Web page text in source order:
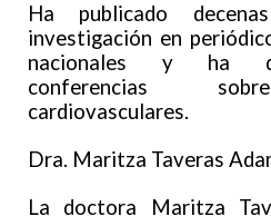
Ha publicado
investigación en
nacionales y ha
conferencias
cardiovasculares.
Dra. Maritza Taveras
La doctora Maritza